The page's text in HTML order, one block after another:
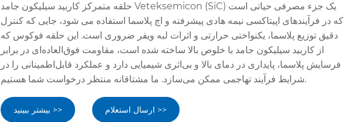
حلقه متمرکز کاربید سیلیکون جامد Veteksemicon (SiC) یک جزء مصرفی حیاتی است
که در فرآیندهای اپیتاکسی نیمه هادی پیشرفته و اچ پلاسما استفاده می شود، جایی که کنترل
دقیق توزیع پلاسما، یکنواختی حرارتی و اثرات لبه ویفر ضروری است. این حلقه فوکوس که
از کاربید سیلیکون جامد با خلوص بالا ساخته شده است، مقاومت فوق‌العاده‌ای در برابر
فرسایش پلاسما، پایداری در دمای بالا و بی‌اثری شیمیایی دارد و عملکرد قابل‌اطمینانی را در
شرایط فرآیند تهاجمی ممکن می‌سازد. ما مشتاقانه منتظر درخواست شما هستیم.
بیشتر ببینید >> ارسال استعلام >>